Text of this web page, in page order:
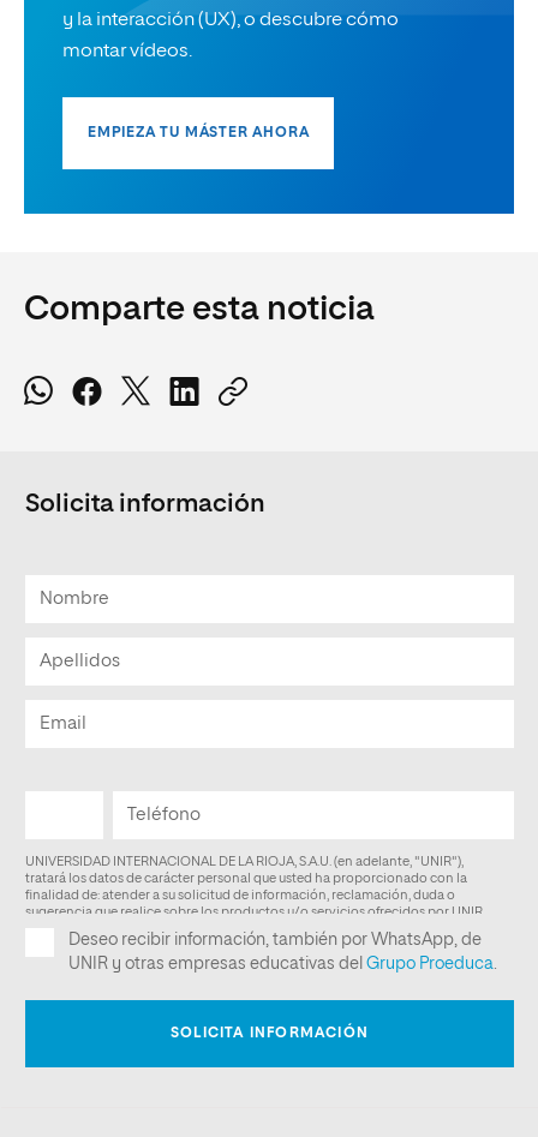
y la interacción (UX), o descubre cómo
montar vídeos.
EMPIEZA TU MÁSTER AHORA
Comparte esta noticia
Solicita información